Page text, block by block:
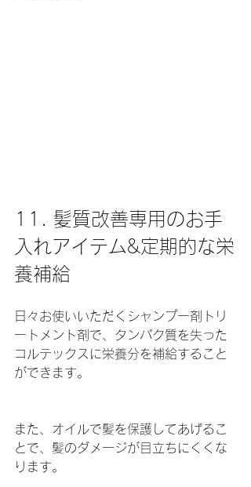
11. 髪質改善専用のお手
入れアイテム&定期的な栄
養補給
日々お使いいただくシャンプー剤トリ
ートメント剤で、タンパク質を失った
コルテックスに栄養分を補給すること
ができます。
また、オイルで髪を保護してあげるこ
とで、髪のダメージが目立ちにくくな
ります。